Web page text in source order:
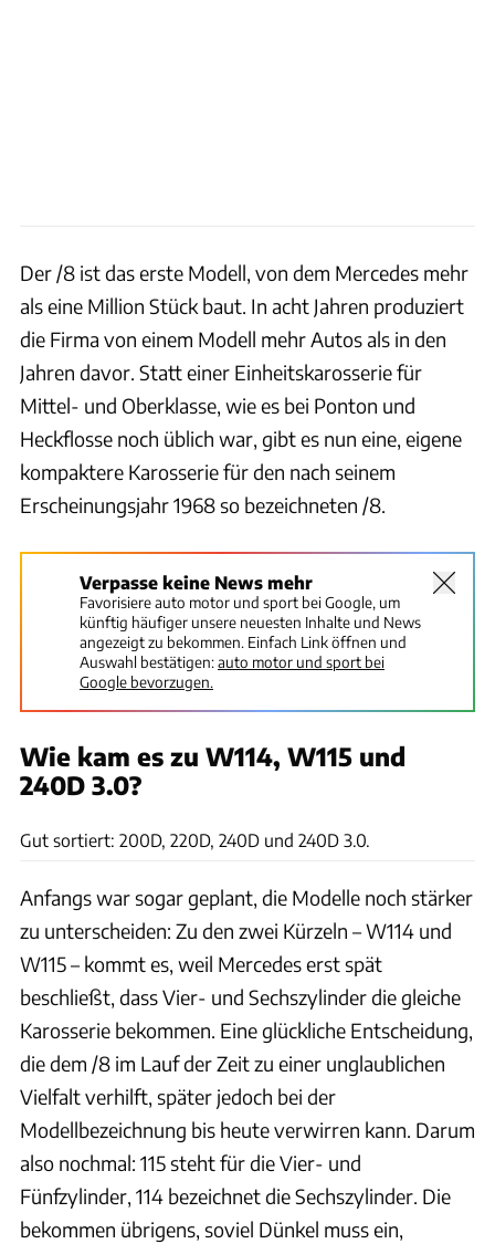
Der /8 ist das erste Modell, von dem Mercedes mehr
als eine Million Stück baut. In acht Jahren produziert
die Firma von einem Modell mehr Autos als in den
Jahren davor. Statt einer Einheitskarosserie für
Mittel- und Oberklasse, wie es bei Ponton und
Heckflosse noch üblich war, gibt es nun eine, eigene
kompaktere Karosserie für den nach seinem
Erscheinungsjahr 1968 so bezeichneten /8.
Verpasse keine News mehr
Favorisiere auto motor und sport bei Google, um
künftig häufiger unsere neuesten Inhalte und News
angezeigt zu bekommen. Einfach Link öffnen und
Auswahl bestätigen:auto motor und sport bei
Google bevorzugen.
Wie kam es zu W114, W115 und
240D 3.0?
Gut sortiert: 200D, 220D, 240D und 240D 3.0.
Anfangs war sogar geplant, die Modelle noch stärker
zu unterscheiden: Zu den zwei Kürzeln – W114 und
W115 – kommt es, weil Mercedes erst spät
beschließt, dass Vier- und Sechszylinder die gleiche
Karosserie bekommen. Eine glückliche Entscheidung,
die dem /8 im Lauf der Zeit zu einer unglaublichen
Vielfalt verhilft, später jedoch bei der
Modellbezeichnung bis heute verwirren kann. Darum
also nochmal: 115 steht für die Vier- und
Fünfzylinder, 114 bezeichnet die Sechszylinder. Die
bekommen übrigens, soviel Dünkel muss ein,